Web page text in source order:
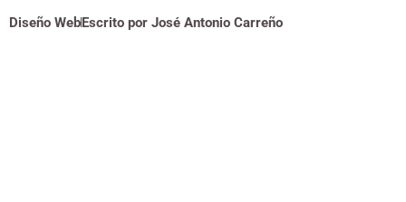
Diseño WebEscrito por José Antonio Carreño